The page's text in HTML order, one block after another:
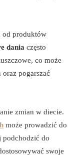
od produktów
dania często
co może
pogarszać
zmian w diecie.
może prowadzić do
do
swoje